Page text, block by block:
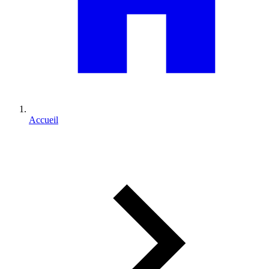
Accueil